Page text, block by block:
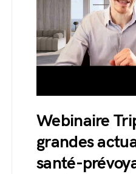
Webinaire
grandes
santé-